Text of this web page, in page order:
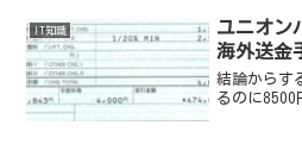
マイク付き
があるの
IT知識
ユニオン
海外送金
結論からす
るのに8500